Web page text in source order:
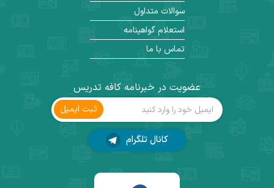
عضویت در خبرنامه کافه تدریس
ثبت ‌ایمیل
کانال تلگرام
سوالات متداول
استعلام گواهینامه
تماس با ما